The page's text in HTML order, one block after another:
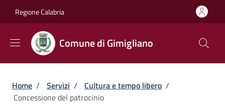
Regione Calabria
Comune di Gimigliano
Briciole di pane
Home / Servizi / Cultura e tempo libero /
Concessione del patrocinio